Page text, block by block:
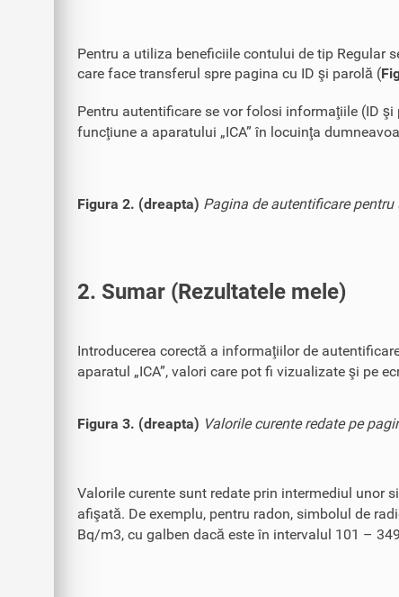
Pentru a utiliza beneficiile contului de tip Regular
care face transferul spre pagina cu ID şi parolă (
Pentru autentificare se vor folosi informaţiile (ID
funcţiune a aparatului „ICA” în locuinţa
Figura 2. (dreapta) Pagina de autentificare
2. Sumar (Rezultatele mele)
Introducerea corectă a informaţiilor de
aparatul „ICA”, valori care pot fi vizualizate şi pe
Figura 3. (dreapta) Valorile curente redate pe
Valorile curente sunt redate prin intermediul unor
afişată. De exemplu, pentru radon, simbolul de
Bq/m3, cu galben dacă este în intervalul 101 –